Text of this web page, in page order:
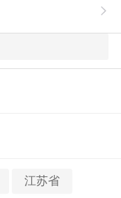
江苏省